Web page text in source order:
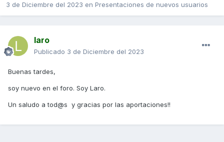
3 de Diciembre del 2023 en Presentaciones de nuevos usuarios
laro
Publicado 3 de Diciembre del 2023
Buenas tardes,
soy nuevo en el foro. Soy Laro.
Un saludo a tod@s y gracias por las aportaciones!!